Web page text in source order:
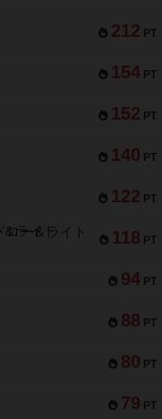
212 PT
154 PT
152 PT
140 PT
122 PT
118 PT
ー＆ライト
94 PT
88 PT
80 PT
79 PT